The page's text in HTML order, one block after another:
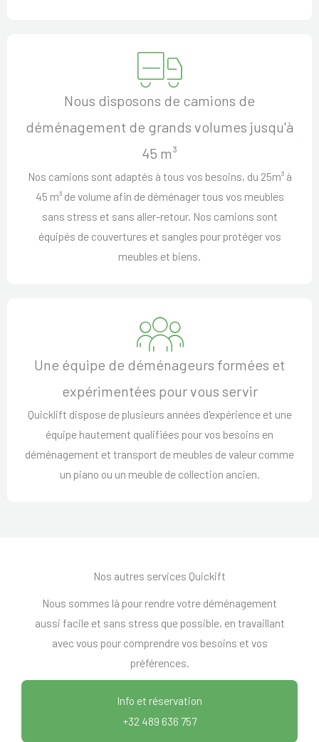
Nous disposons de camions de
déménagement de grands volumes jusqu'à
45 m³
Nos camions sont adaptés à tous vos besoins, du 25m³ à
45 m³ de volume afin de déménager tous vos meubles
sans stress et sans aller-retour. Nos camions sont
équipés de couvertures et sangles pour protéger vos
meubles et biens.
Une équipe de déménageurs formées et
expérimentées pour vous servir
Quicklift dispose de plusieurs années d'expérience et une
équipe hautement qualifiées pour vos besoins en
déménagement et transport de meubles de valeur comme
un piano ou un meuble de collection ancien.
Nos autres services Quickift
Nous sommes là pour rendre votre déménagement
aussi facile et sans stress que possible, en travaillant
avec vous pour comprendre vos besoins et vos
préférences.
Info et réservation
+32 489 636 757